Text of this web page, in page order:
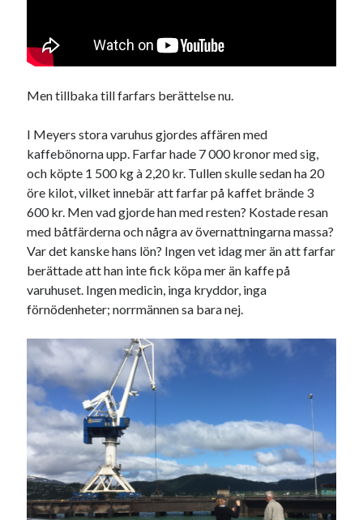
Godisbrödet från himlen
Köttfärslimpan på allas läppar
Länkskolan
Lotten som Sommarpratare (i fantasin alltså: grupp på FB)
Vad ska du laga för mat idag? (Recept!)
Meta
Logga in
Flöde för kommentarer
WordPress.org
Pejpalla!
Men tillbaka till farfars berättelse nu.
I Meyers stora varuhus gjordes affären med
kaffebönorna upp. Farfar hade 7 000 kronor med sig,
och köpte 1 500 kg à 2,20 kr. Tullen skulle sedan ha 20
öre kilot, vilket innebär att farfar på kaffet brände 3
600 kr. Men vad gjorde han med resten? Kostade resan
med båtfärderna och några av övernattningarna massa?
Var det kanske hans lön? Ingen vet idag mer än att farfar
berättade att han inte fick köpa mer än kaffe på
varuhuset. Ingen medicin, inga kryddor, inga
förnödenheter; norrmännen sa bara nej.